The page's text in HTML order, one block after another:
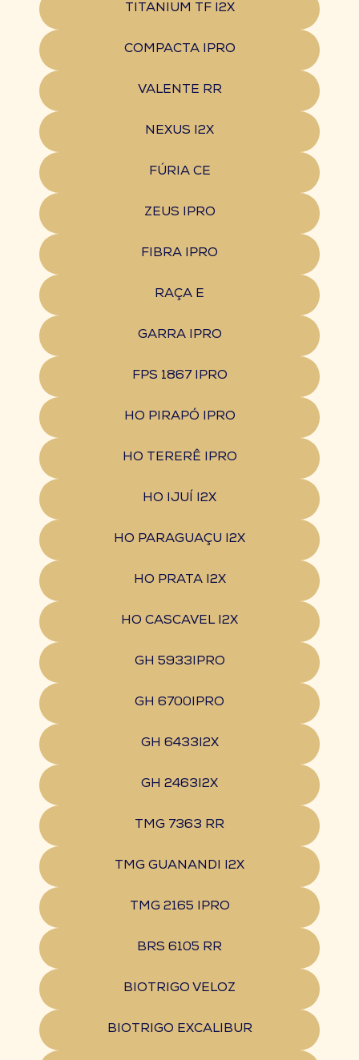
TITANIUM TF I2X
COMPACTA IPRO
VALENTE RR
NEXUS I2X
FÚRIA CE
ZEUS IPRO
FIBRA IPRO
RAÇA E
GARRA IPRO
FPS 1867 IPRO
HO PIRAPÓ IPRO
HO TERERÊ IPRO
HO IJUÍ I2X
HO PARAGUAÇU I2X
HO PRATA I2X
HO CASCAVEL I2X
GH 5933IPRO
GH 6700IPRO
GH 6433I2X
GH 2463I2X
TMG 7363 RR
TMG GUANANDI I2X
TMG 2165 IPRO
BRS 6105 RR
BIOTRIGO VELOZ
BIOTRIGO EXCALIBUR